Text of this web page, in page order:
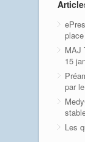
place
MAJ
15
par
Les